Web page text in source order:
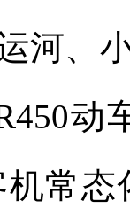
河、
机常